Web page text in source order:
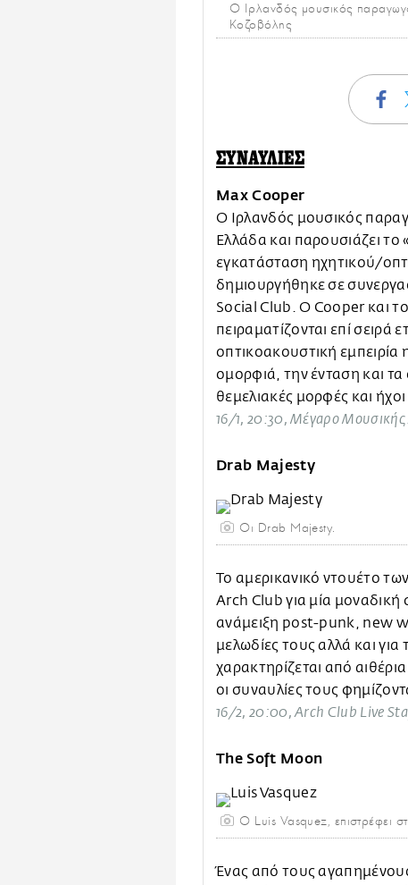
Ο Ιρλανδός μουσικός
Κοζοβόλης
ΣΥΝΑΥΛΙΕΣ
Max Cooper
Ο Ιρλανδός μουσικός
Ελλάδα και παρουσιάζει το
εγκατάσταση ηχητικού/
δημιουργήθηκε σε
Social Club. Ο Cooper και
πειραματίζονται επί
οπτικοακουστική εμπειρία
ομορφιά, την ένταση και
θεμελιακές μορφές και
16/1, 20:30, Μέγαρο Μουσικής
Drab Majesty
Οι Drab Majesty.
Το αμερικανικό ντουέτο
Arch Club για μία μοναδική
ανάμειξη post-punk, new
μελωδίες τους αλλά και
χαρακτηρίζεται από
οι συναυλίες τους
16/2, 20:00, Arch Club Live
The Soft Moon
Ο Luis Vasquez, επιστρέφει
Ένας από τους